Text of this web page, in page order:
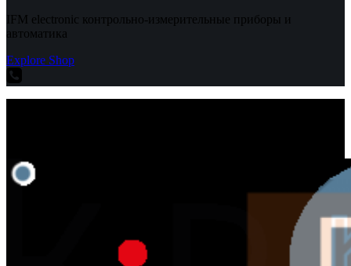
IFM electronic контрольно-измерительные приборы и
автоматика
Explore Shop